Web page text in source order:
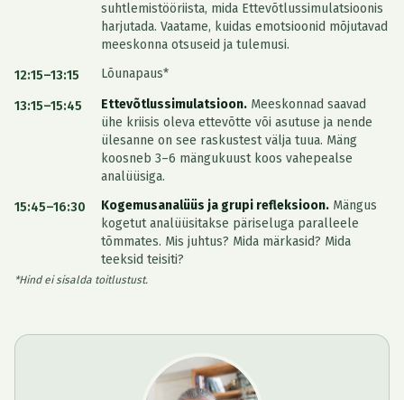
suhtlemistööriista, mida Ettevõtlussimulatsioonis
harjutada. Vaatame, kuidas emotsioonid mõjutavad
meeskonna otsuseid ja tulemusi.
12:15–13:15
Lõunapaus*
13:15–15:45 Ettevõtlussimulatsioon. Meeskonnad saavad
ühe kriisis oleva ettevõtte või asutuse ja nende
ülesanne on see raskustest välja tuua. Mäng
koosneb 3–6 mängukuust koos vahepealse
analüüsiga.
15:45–16:30
Kogemusanalüüs ja grupi refleksioon. Mängus
kogetut analüüsitakse päriseluga paralleele
tõmmates. Mis juhtus? Mida märkasid? Mida
teeksid teisiti?
*Hind ei sisalda toitlustust.